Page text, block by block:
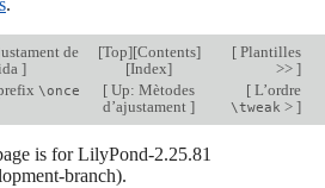
.
de
]
[Top][Contents]
[Index]
[Plantilles
>> ]
\once [ Up: Mètodes
d’ajustament]
[L’ordre
\tweak > ]
is for LilyPond-2.25.81
branch).